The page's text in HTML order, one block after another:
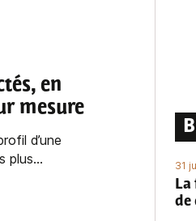
en
mesure
d’une
plus...
31
La
de